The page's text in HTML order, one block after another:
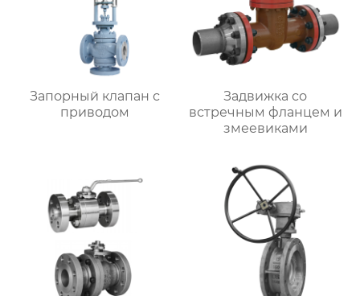
Запорный клапан с
приводом
Задвижка со
встречным фланцем и
змеевиками